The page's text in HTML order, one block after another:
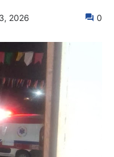
2026 0